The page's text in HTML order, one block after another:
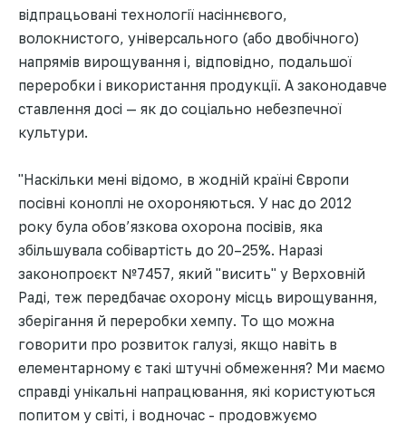
відпрацьовані технології насіннєвого,
волокнистого, універсального (або двобічного)
напрямів вирощування і, відповідно, подальшої
переробки і використання продукції. А законодавче
ставлення досі — як до соціально небезпечної
культури.
"Наскільки мені відомо, в жодній країні Європи
посівні коноплі не охороняються. У нас до 2012
року була обов’язкова охорона посівів, яка
збільшувала собівартість до 20–25%. Наразі
законопроєкт №7457, який "висить" у Верховній
Раді, теж передбачає охорону місць вирощування,
зберігання й переробки хемпу. То що можна
говорити про розвиток галузі, якщо навіть в
елементарному є такі штучні обмеження? Ми маємо
справді унікальні напрацювання, які користуються
попитом у світі, і водночас - продовжуємо